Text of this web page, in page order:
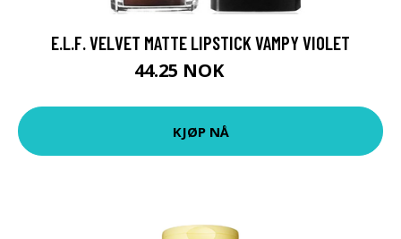
E.L.F. VELVET MATTE LIPSTICK VAMPY VIOLET
44.25 NOK
KJØP NÅ